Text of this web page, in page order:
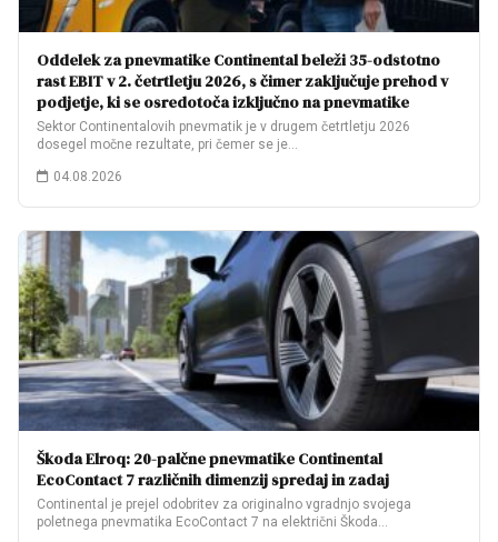
Oddelek za pnevmatike Continental beleži 35-odstotno
rast EBIT v 2. četrtletju 2026, s čimer zaključuje prehod v
podjetje, ki se osredotoča izključno na pnevmatike
Sektor Continentalovih pnevmatik je v drugem četrtletju 2026
dosegel močne rezultate, pri čemer se je…
04.08.2026
Škoda Elroq: 20-palčne pnevmatike Continental
EcoContact 7 različnih dimenzij spredaj in zadaj
Continental je prejel odobritev za originalno vgradnjo svojega
poletnega pnevmatika EcoContact 7 na električni Škoda…